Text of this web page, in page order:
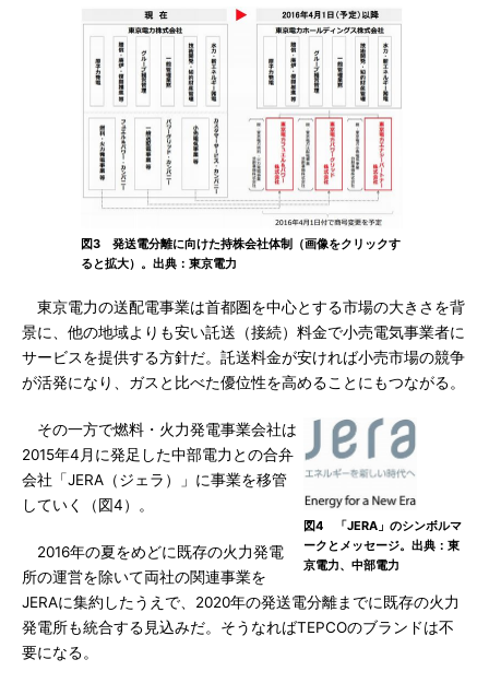
図3 発送電分離に向けた持株会社体制（画像をクリックす
ると拡大）。出典：東京電力
東京電力の送配電事業は首都圏を中心とする市場の大きさを背
景に、他の地域よりも安い託送（接続）料金で小売電気事業者に
サービスを提供する方針だ。託送料金が安ければ小売市場の競争
が活発になり、ガスと比べた優位性を高めることにもつながる。
図4 「JERA」のシンボルマ
ークとメッセージ。出典：東
京電力、中部電力
その一方で燃料・火力発電事業会社は
2015年4月に発足した中部電力との合弁
会社「JERA（ジェラ）」に事業を移管
していく（図4）。
2016年の夏をめどに既存の火力発電
所の運営を除いて両社の関連事業を
JERAに集約したうえで、2020年の発送電分離までに既存の火力
発電所も統合する見込みだ。そうなればTEPCOのブランドは不
要になる。